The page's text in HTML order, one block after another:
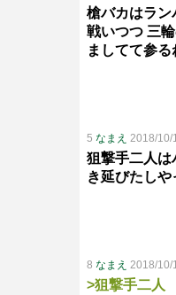
槍バカはラン
戦いつつ 三
ましてて参
5 なまえ 2018/10/
狙撃手二人は
き延びたし
8 なまえ 2018/10/
>狙撃手二人